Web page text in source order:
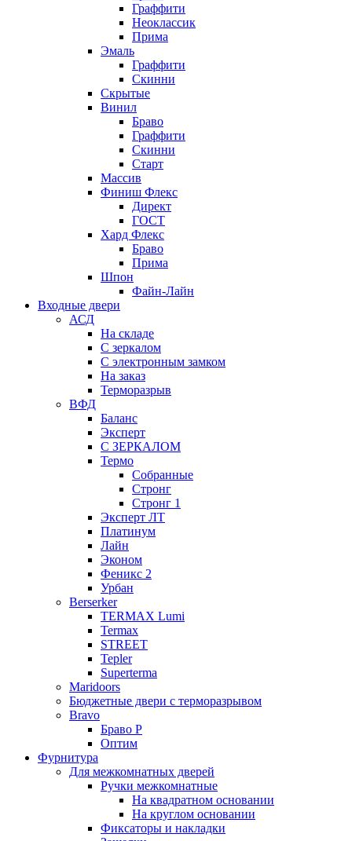
Граффити
Неоклассик
Прима
Эмаль
Граффити
Скинни
Скрытые
Винил
Браво
Граффити
Скинни
Старт
Массив
Финиш Флекс
Директ
ГОСТ
Хард Флекс
Браво
Прима
Шпон
Файн-Лайн
Входные двери
АСД
На складе
С зеркалом
С электронным замком
На заказ
Терморазрыв
ВФД
Баланс
Эксперт
С ЗЕРКАЛОМ
Термо
Собранные
Стронг
Стронг 1
Эксперт ЛТ
Платинум
Лайн
Эконом
Феникс 2
Урбан
Berserker
TERMAX Lumi
Termax
STREET
Tepler
Superterma
Maridoors
Бюджетные двери с терморазрывом
Bravo
Браво Р
Оптим
Фурнитура
Для межкомнатных дверей
Ручки межкомнатные
На квадратном основании
На круглом основании
Фиксаторы и накладки